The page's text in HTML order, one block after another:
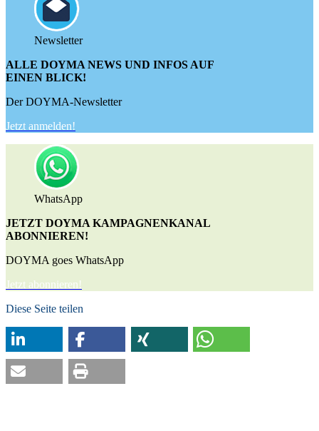
Newsletter
ALLE DOYMA NEWS UND INFOS AUF
EINEN BLICK!
Der DOYMA-Newsletter
Jetzt anmelden!
WhatsApp
JETZT DOYMA KAMPAGNENKANAL
ABONNIEREN!
DOYMA goes WhatsApp
Jetzt abonnieren!
Diese Seite teilen